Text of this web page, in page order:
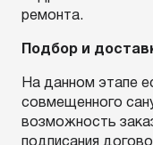
ремонта.
Подбор и
На данном этапе
совмещенного
возможность
подписания